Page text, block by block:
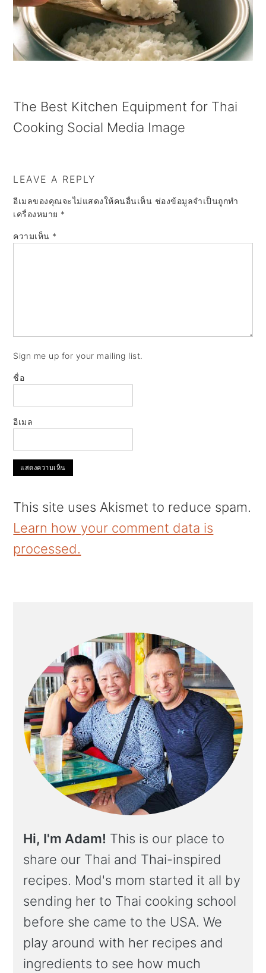
n
a
v
g
a
o
n
t
e
n
s
i
d
b
a
The Best Kitchen Equipment for Thai
Cooking Social Media Image
LEAVE A REPLY
อีเมลของคุณจะไม่แสดงให้คนอื่นเห็น ช่องข้อมูลจำเป็นถูกทำ
เครื่องหมาย *
ความเห็น *
Sign me up for your mailing list.
ชื่อ
อีเมล
This site uses Akismet to reduce spam.
Learn how your comment data is
processed.
Hi, I'm Adam! This is our place to
share our Thai and Thai-inspired
recipes. Mod's mom started it all by
sending her to Thai cooking school
before she came to the USA. We
play around with her recipes and
ingredients to see how much